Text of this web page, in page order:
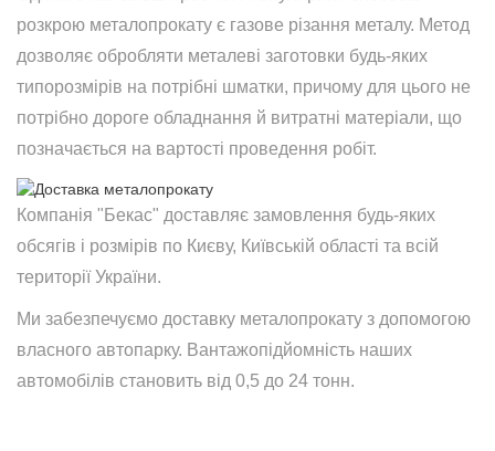
розкрою металопрокату є газове різання металу. Метод
дозволяє обробляти металеві заготовки будь-яких
типорозмірів на потрібні шматки, причому для цього не
потрібно дороге обладнання й витратні матеріали, що
позначається на вартості проведення робіт.
Компанія "Бекас" доставляє замовлення будь-яких
обсягів і розмірів по Києву, Київській області та всій
території України.
Ми забезпечуємо доставку металопрокату з допомогою
власного автопарку. Вантажопідйомність наших
автомобілів становить від 0,5 до 24 тонн.